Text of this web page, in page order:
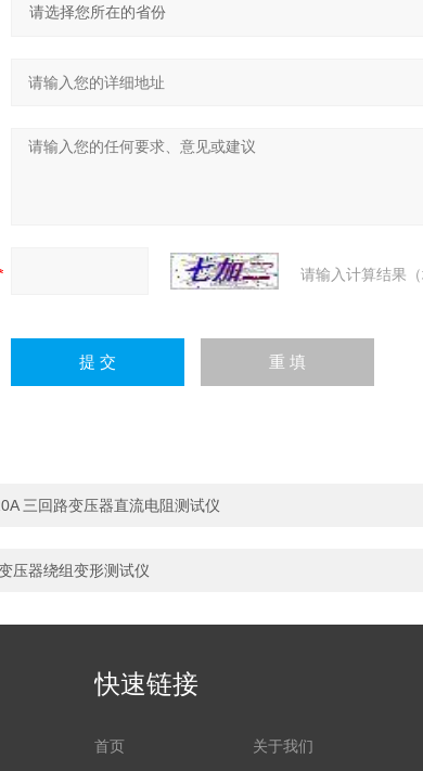
请输入计算结果
三回路变压器直流电阻测试仪
压器绕组变形测试仪
快速链接
首页 关于我们